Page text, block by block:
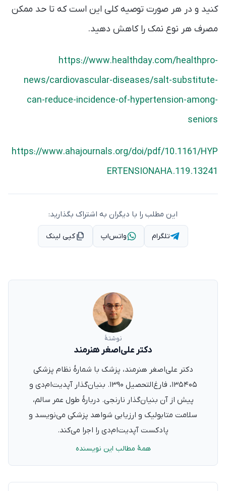
کنید و در هر صورت توصیه کلی این است که تا حد ممکن
مصرف هر نوع نمک را کاهش دهید.
https://www.healthday.com/healthpro-
news/cardiovascular-diseases/salt-substitute-
can-reduce-incidence-of-hypertension-among-
seniors
https://www.ahajournals.org/doi/pdf/10.1161/HYP
ERTENSIONAHA.119.13241
این مطلب را با دیگران به اشتراک بگذارید:
تلگرام واتس‌اپ کپی لینک
نوشتهٔ
دکتر علی‌اصغر هنرمند
دکتر علی‌اصغر هنرمند، پزشک با شمارهٔ نظام پزشکی
۱۳۵۴۰۵، فارغ‌التحصیل ۱۳۹۰. بنیان‌گذار آپدیت‌ام‌دی و
پیش از آن بنیان‌گذار نارنجی. دربارهٔ طول عمر سالم،
سلامت متابولیک و ارزیابی شواهد پزشکی می‌نویسد و
پادکست آپدیت‌ام‌دی را اجرا می‌کند.
همهٔ مطالب این نویسنده